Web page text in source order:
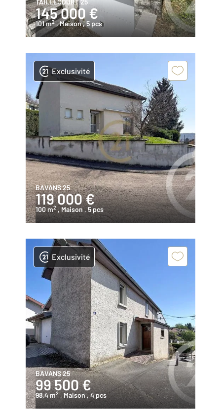
TAILLECOURT 25
145 000 €
101 m2 , Maison, 5 pcs
Exclusivité
BAVANS 25
119 000 €
100 m2 , Maison , 5 pcs
Exclusivité
BAVANS 25
99 500 €
98,4 m2 , Maison , 4 pcs